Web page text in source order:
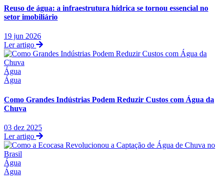
Reuso de água: a infraestrutura hídrica se tornou essencial no
setor imobiliário
19 jun 2026
Ler artigo
Água
Água
Como Grandes Indústrias Podem Reduzir Custos com Água da
Chuva
03 dez 2025
Ler artigo
Água
Água